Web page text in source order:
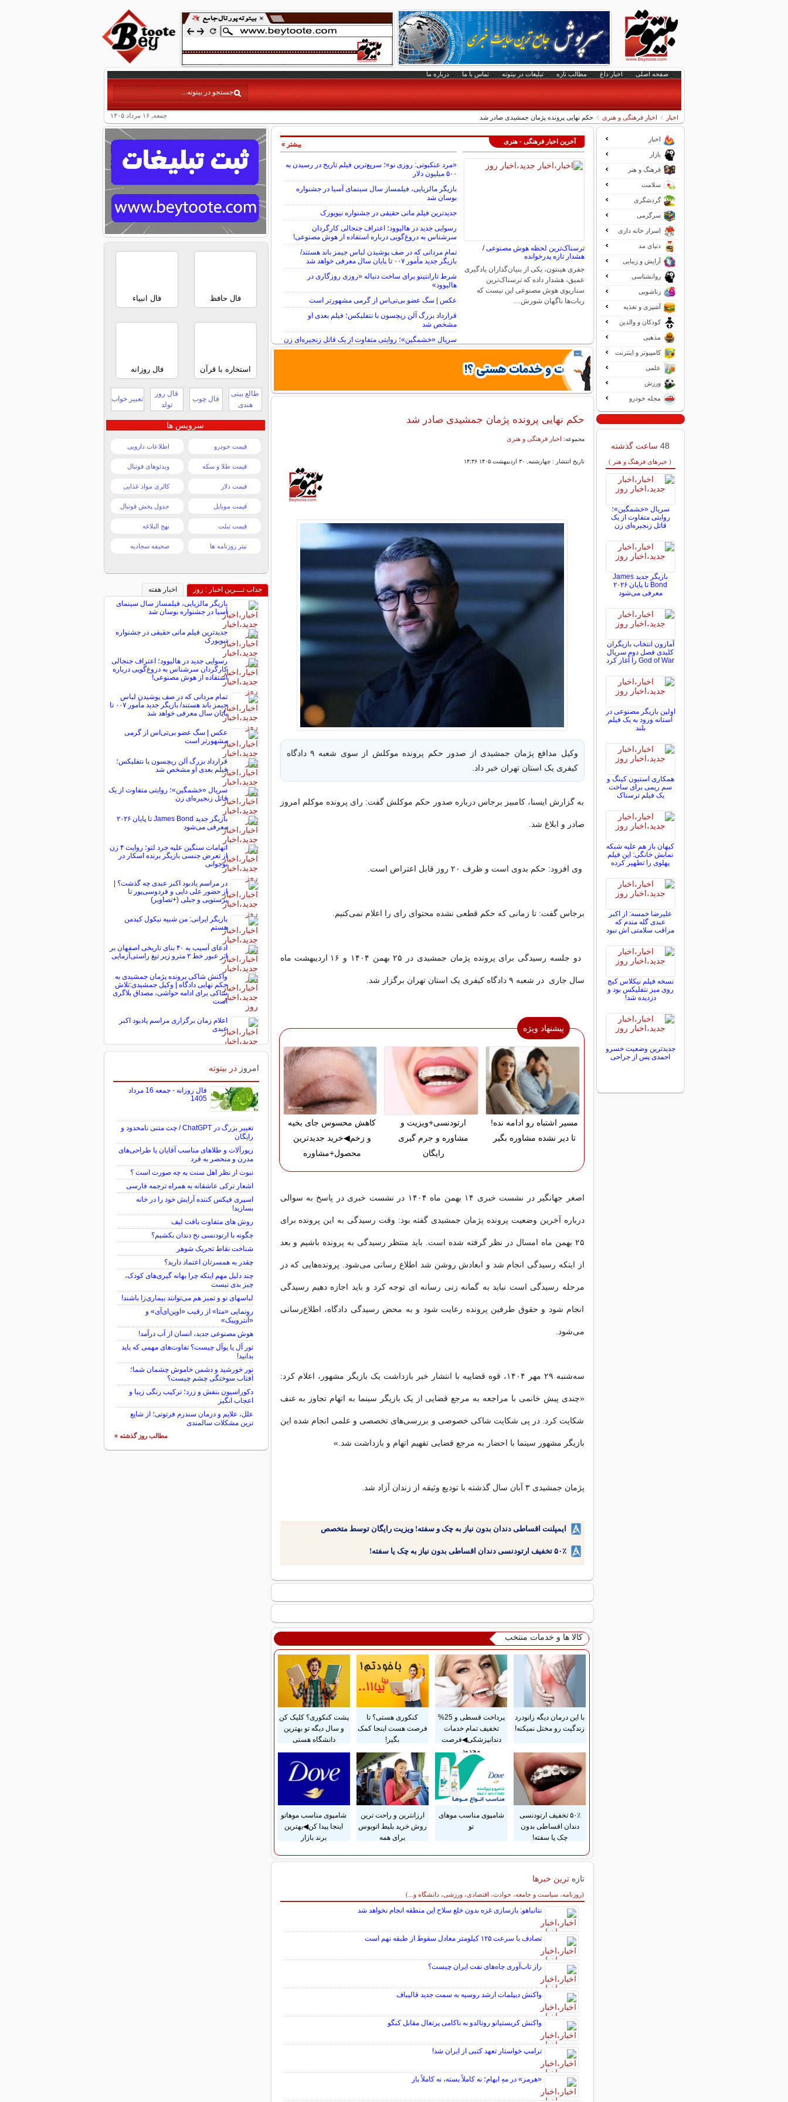
صفحه اصلی اخبار داغ مطالب تازه تبلیغات در بیتوته تماس با ما درباره ما
جمعه, ۱۶ مرداد ۱۴۰۵ اخبار اخبار فرهنگی و هنری حکم نهایی پرونده پژمان جمشیدی صادر شد
آخرین اخبار فرهنگی - هنری
ترسناک‌ترین لحظه هوش مصنوعی /
هشدار تازه پدرخوانده
جفری هینتون، یکی از بنیان‌گذاران یادگیری
عمیق، هشدار داده که ترسناک‌ترین
سناریوی هوش مصنوعی این نیست که
ربات‌ها ناگهان شورش…
«مرد عنکبوتی: روزی نو»؛ سریع‌ترین فیلم تاریخ در رسیدن به
۵۰۰ میلیون دلار
بازیگر مالزیایی، فیلمساز سال سینمای آسیا در جشنواره
بوسان شد
جدیدترین فیلم مانی حقیقی در جشنواره نیویورک
رسوایی جدید در هالیوود؛ اعتراف جنجالی کارگردان
سرشناس به دروغ‌گویی درباره استفاده از هوش مصنوعی!
تمام مردانی که در صف پوشیدن لباس جیمز باند هستند/
بازیگر جدید مأمور ۰۰۷ تا پایان سال معرفی خواهد شد
شرط تارانتینو برای ساخت دنباله «روزی روزگاری در
هالیوود»
عکس | سگ عضو بی‌تی‌اس از گرمی مشهورتر است
قرارداد بزرگ آلن ریچسون با نتفلیکس؛ فیلم بعدی او
مشخص شد
سریال «خشمگین»؛ روایتی متفاوت از یک قاتل زنجیره‌ای زن
بیشتر »
حکم نهایی پرونده پژمان جمشیدی صادر شد
مجموعه: اخبار فرهنگی و هنری
تاریخ انتشار : چهارشنبه, ۳۰ اردیبهشت ۱۴۰۵ ۱۴:۳۶
وکیل مدافع پژمان جمشیدی از صدور حکم پرونده موکلش از سوی شعبه ۹ دادگاه
کیفری یک استان تهران خبر داد.
به گزارش ایسنا، کامبیز برجاس درباره صدور حکم موکلش گفت: رای پرونده موکلم امروز
صادر و ابلاغ شد.
وی افزود: حکم بدوی است و ظرف ۲۰ روز قابل اعتراض است.
برجاس گفت: تا زمانی که حکم قطعی نشده محتوای رای را اعلام نمی‌کنیم.
دو جلسه رسیدگی برای پرونده پژمان جمشیدی در ۲۵ بهمن ۱۴۰۴ و ۱۶ اردیبهشت ماه
سال جاری در شعبه ۹ دادگاه کیفری یک استان تهران برگزار شد.
پیشنهاد ویژه
مسیر اشتباه رو ادامه نده!
تا دیر نشده مشاوره بگیر
ارتودنسی+ویزیت و
مشاوره و جرم گیری
رایگان
کاهش محسوس جای بخیه
و زخم◀خرید جدیدترین
محصول+مشاوره
اصغر جهانگیر در نشست خبری ۱۴ بهمن ماه ۱۴۰۴ در نشست خبری در پاسخ به سوالی
درباره آخرین وضعیت پرونده پژمان جمشیدی گفته بود: وقت رسیدگی به این پرونده برای
۲۵ بهمن ماه امسال در نظر گرفته شده است. باید منتظر رسیدگی به پرونده باشیم و بعد
از اینکه رسیدگی انجام شد و ابعادش روشن شد اطلاع رسانی می‌شود. پرونده‌هایی که در
مرحله رسیدگی است نباید به گمانه زنی رسانه ای توجه کرد و باید اجازه دهیم رسیدگی
انجام شود و حقوق طرفین پرونده رعایت شود و به محض رسیدگی دادگاه، اطلاع‌رسانی
می‌شود.
سه‌شنبه ۲۹ مهر ۱۴۰۴، قوه قضاییه با انتشار خبر بازداشت یک بازیگر مشهور، اعلام کرد:
«چندی پیش خانمی با مراجعه به مرجع قضایی از یک بازیگر سینما به اتهام تجاوز به عنف
شکایت کرد. در پی شکایت شاکی خصوصی و بررسی‌های تخصصی و علمی انجام شده این
بازیگر مشهور سینما با احضار به مرجع قضایی تفهیم اتهام و بازداشت شد.»
پژمان جمشیدی ۳ آبان سال گذشته با تودیع وثیقه از زندان آزاد شد.
ایمپلنت اقساطی دندان بدون نیاز به چک و سفته! ویزیت رایگان توسط متخصص
۵۰٪ تخفیف ارتودنسی دندان اقساطی بدون نیاز به چک یا سفته!
کالا ها و خدمات منتخب
با این درمان دیگه زانودرد
زندگیت رو مختل نمیکنه!
پرداخت قسطی و 25%
تخفیف تمام خدمات
دندانپزشکی◀فرصت
محدود
کنکوری هستی؟ تا
فرصت هست اینجا کمک
بگیر!
پشت کنکوری؟ کلیک کن
و سال دیگه تو بهترین
دانشگاه هستی
۵۰٪ تخفیف ارتودنسی
دندان اقساطی بدون
چک یا سفته!
شامپوی مناسب موهای
تو
ارزانترین و راحت ترین
روش خرید بلیط اتوبوس
برای همه
شامپوی مناسب موهاتو
اینجا پیدا کن◀بهترین
برند بازار
تازه ترین خبرها
(روزنامه، سیاست و جامعه، حوادث، اقتصادی، ورزشی، دانشگاه و...)
سایر خبرهای داغ
نتانیاهو: بازسازی غزه بدون خلع سلاح این منطقه انجام نخواهد شد
تصادف با سرعت ۱۲۵ کیلومتر معادل سقوط از طبقه نهم است
راز تاب‌آوری چاه‌های نفت ایران چیست؟
واکنش دیپلمات ارشد روسیه به سمت جدید قالیباف
واکنش کریستیانو رونالدو به ناکامی پرتغال مقابل کنگو
ترامپ خواستار تعهد کتبی از ایران شد!
«هرمز» در مهِ ابهام؛ نه کاملاً بسته، نه کاملاً باز
اخبار
بازار
فرهنگ و هنر
سلامت
گردشگری
سرگرمی
اسرار خانه داری
دنیای مد
آرایش و زیبایی
روانشناسی
زناشویی
آشپزی و تغذیه
کودکان و والدین
مذهبی
کامپیوتر و اینترنت
علمی
ورزش
مجله خودرو
48 ساعت گذشته
( خبرهای فرهنگ و هنر )
سریال «خشمگین»؛
روایتی متفاوت از یک
قاتل زنجیره‌ای زن
بازیگر جدید James
Bond تا پایان ۲۰۲۶
معرفی می‌شود
آمازون انتخاب بازیگران
کلیدی فصل دوم سریال
God of War را آغاز کرد
اولین بازیگر مصنوعی در
آستانه ورود به یک فیلم
بلند
همکاری استیون کینگ و
سم ریمی برای ساخت
یک فیلم ترسناک
کیهان باز هم علیه شبکه
نمابش خانگی: این فیلم
پهلوی را تطهیر کرده
علیرضا خمسه: از اکبر
عبدی گله مندم که
مراقب سلامتی اش نبود
نسخه فیلم نیکلاس کیج
روی میز نتفلیکس بود و
دزدیده شد!
جدیدترین وضعیت خسرو
احمدی پس از جراحی
فال حافظ فال انبیاء
استخاره با قرآن فال روزانه
طالع بینی
هندی
فال چوب
فال روز
تولد
تعبیر خواب
سرویس ها
قیمت خودرو اطلاعات دارویی
قیمت طلا و سکه ویدئوهای فوتبال
قیمت دلار کالری مواد غذایی
قیمت موبایل جدول پخش فوتبال
قیمت تبلت نهج البلاغه
تیتر روزنامه ها صحیفه سجادیه
جذاب تـــرین اخبار : روز
اخبار هفته
بازیگر مالزیایی، فیلمساز سال سینمای
آسیا در جشنواره بوسان شد
جدیدترین فیلم مانی حقیقی در جشنواره
نیویورک
رسوایی جدید در هالیوود؛ اعتراف جنجالی
کارگردان سرشناس به دروغ‌گویی درباره
استفاده از هوش مصنوعی!
تمام مردانی که در صف پوشیدن لباس
جیمز باند هستند/ بازیگر جدید مأمور ۰۰۷ تا
پایان سال معرفی خواهد شد
عکس | سگ عضو بی‌تی‌اس از گرمی
مشهورتر است
قرارداد بزرگ آلن ریچسون با نتفلیکس؛
فیلم بعدی او مشخص شد
سریال «خشمگین»؛ روایتی متفاوت از یک
قاتل زنجیره‌ای زن
بازیگر جدید James Bond تا پایان ۲۰۲۶
معرفی می‌شود
اتهامات سنگین علیه جرد لتو؛ روایت ۴ زن
از تعرض جنسی بازیگر برنده اسکار در
نوجوانی
در مراسم یادبود اکبر عبدی چه گذشت؟ |
از حضور علی دایی و فردوسی‌پور تا
پرستویی و جبلی (+تصاویر)
بازیگر ایرانی: من شبیه نیکول کیدمن
هستم
ادعای آسیب به ۴۰ بنای تاریخی اصفهان بر
اثر عبور خط ۲ مترو زیر تیغ راستی‌آزمایی
واکنش شاکی پرونده پژمان جمشیدی به
حکم نهایی دادگاه | وکیل جمشیدی:تلاش
شاکی برای ادامه حواشی، مصداق بلاگری
است
اعلام زمان برگزاری مراسم یادبود اکبر
عبدی
امروز در بیتوته
فال روزانه - جمعه 16 مرداد
1405
تغییر بزرگ در ChatGPT / چت متنی نامحدود و
رایگان
زیورآلات و طلاهای مناسب آقایان با طراحی‌های
مدرن و منحصر به فرد
نبوت از نظر اهل سنت به چه صورت است ؟
اشعار ترکی عاشقانه به همراه ترجمه فارسی
اسپری فیکس کننده آرایش خود را در خانه
بسازید!
روش های متفاوت بافت لیف
چگونه با ارتودنسی نخ دندان بکشیم؟
شناخت نقاط تحریک شوهر
چقدر به همسرتان اعتماد دارید؟
چند دلیل مهم اینکه چرا بهانه گیری‌های کودک،
چیز بدی نیست
لباس‎های نو و تمیز هم می‌توانند بیماری‌زا باشند!
رونمایی «متا» از رقیب «اوپن‌ای‌آی» و
«آنتروپیک»
هوش مصنوعی جدید، انسان از آب درآمد!
تور آل یا یوآل چیست؟ تفاوت‌های مهمی که باید
بدانید!
نور خورشید و دشمن خاموش چشمان شما؛
آفتاب سوختگی چشم چیست؟
دکوراسیون بنفش و زرد؛ ترکیب رنگی زیبا و
اعجاب انگیز
علل، علایم و درمان سندرم فرتوتی؛ از شایع
ترین مشکلات سالمندی
مطالب روز گذشته »